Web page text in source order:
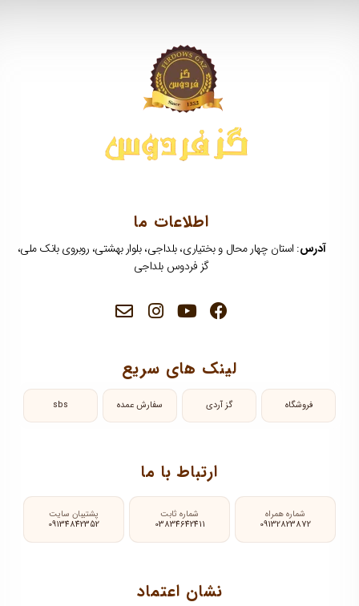
اطلاعات ما
آدرس: استان چهار محال و بختیاری، بلداجی، بلوار بهشتی، روبروی بانک ملی،
گز فردوس بلداجی
لینک های سریع
فروشگاه گز آردی سفارش عمده sbs
ارتباط با ما
شماره همراه
09132823872
شماره ثابت
03834642411
پشتیبان سایت
09134842352
نشان اعتماد